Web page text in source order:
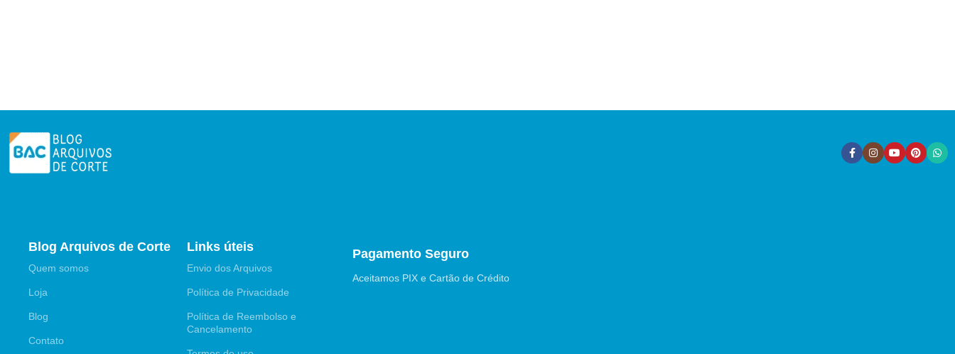
Blog Arquivos de Corte
Quem somos
Loja
Blog
Contato
Links úteis
Envio dos Arquivos
Política de Privacidade
Política de Reembolso e
Cancelamento
Pagamento Seguro
Aceitamos PIX e Cartão de Crédito